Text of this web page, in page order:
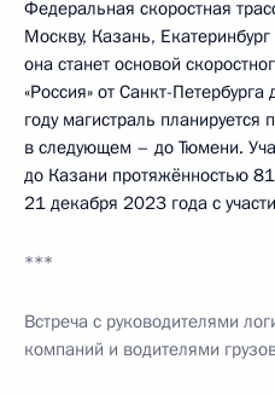
Федеральная скоростная
Москву, Казань,
она станет основой
«Россия» от Санкт-
году магистраль планируется
в следующем – до Тюмени.
до Казани протяжённостью
21 декабря 2023 года с
***
Встреча с руководителями
компаний и водителями